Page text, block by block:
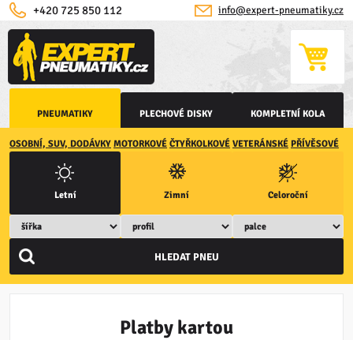
PNEUMATIKY PLECHOVÉ DISKY KOMPLETNÍ KOLA
info@expert-pneumatiky.cz
+420 725 850 112
OSOBNÍ, SUV, DODÁVKY MOTORKOVÉ ČTYŘKOLKOVÉ VETERÁNSKÉ PŘÍVĚSOVÉ
Letní Zimní Celoroční
Platby kartou